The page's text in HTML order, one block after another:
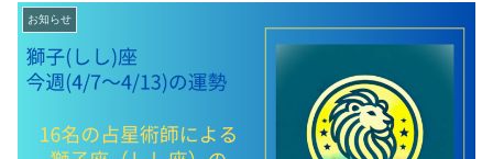
お知らせ